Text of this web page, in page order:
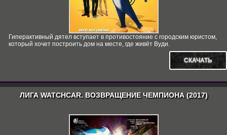
Гиперактивный дятел вступает в противостояние с городским юристом,
который хочет построить дом на месте, где живёт Вуди.
СКАЧАТЬ
ЛИГА WATCHCAR. ВОЗВРАЩЕНИЕ ЧЕМПИОНА (2017)